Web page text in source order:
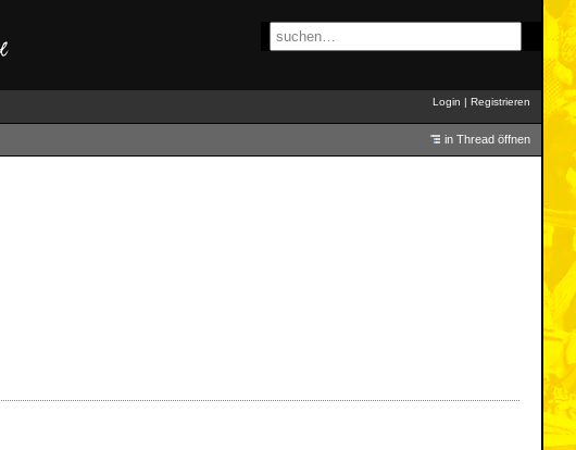
Login | Registrieren
in Thread öffnen